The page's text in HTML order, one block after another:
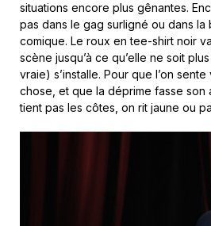
situations encore plus gênantes.
pas dans le gag surligné ou dans la
comique. Le roux en tee-shirt noir
scène jusqu’à ce qu’elle ne soit
vraie) s’installe. Pour que l’on
chose, et que la déprime fasse son
tient pas les côtes, on rit jaune ou